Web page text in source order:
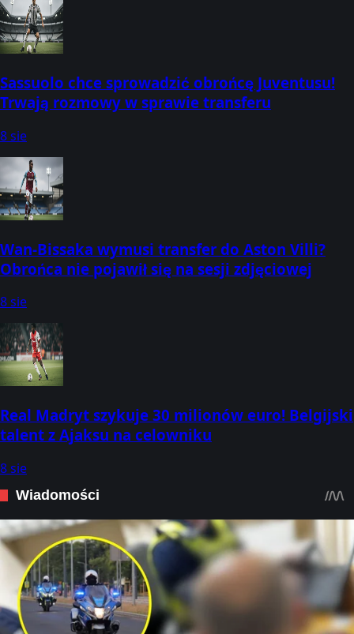
Sassuolo chce sprowadzić obrońcę Juventusu!
Trwają rozmowy w sprawie transferu
8 sie
Wan-Bissaka wymusi transfer do Aston Villi?
Obrońca nie pojawił się na sesji zdjęciowej
8 sie
Real Madryt szykuje 30 milionów euro! Belgijski
talent z Ajaksu na celowniku
8 sie